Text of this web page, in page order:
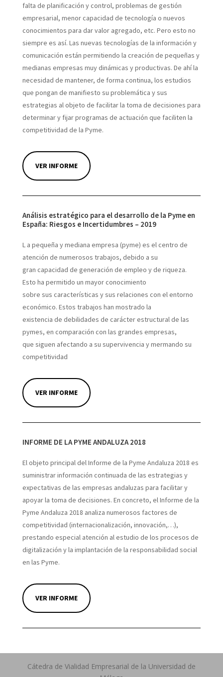
falta de planificación y control, problemas de gestión
empresarial, menor capacidad de tecnología o nuevos
conocimientos para dar valor agregado, etc. Pero esto no
siempre es así. Las nuevas tecnologías de la información y
comunicación están permitiendo la creación de pequeñas y
medianas empresas muy dinámicas y productivas. De ahí la
necesidad de mantener, de forma continua, los estudios
que pongan de manifiesto su problemática y sus
estrategias al objeto de facilitar la toma de decisiones para
determinar y fijar programas de actuación que faciliten la
competitividad de la Pyme.
VER INFORME
Análisis estratégico para el desarrollo de la Pyme en
España: Riesgos e Incertidumbres – 2019
L a pequeña y mediana empresa (pyme) es el centro de
atención de numerosos trabajos, debido a su
gran capacidad de generación de empleo y de riqueza.
Esto ha permitido un mayor conocimiento
sobre sus características y sus relaciones con el entorno
económico. Estos trabajos han mostrado la
existencia de debilidades de carácter estructural de las
pymes, en comparación con las grandes empresas,
que siguen afectando a su supervivencia y mermando su
competitividad
VER INFORME
INFORME DE LA PYME ANDALUZA 2018
El objeto principal del Informe de la Pyme Andaluza 2018 es
suministrar información continuada de las estrategias y
expectativas de las empresas andaluzas para facilitar y
apoyar la toma de decisiones. En concreto, el Informe de la
Pyme Andaluza 2018 analiza numerosos factores de
competitividad (internacionalización, innovación,…),
prestando especial atención al estudio de los procesos de
digitalización y la implantación de la responsabilidad social
en las Pyme.
VER INFORME
Cátedra de Vialidad Empresarial de la Universidad de